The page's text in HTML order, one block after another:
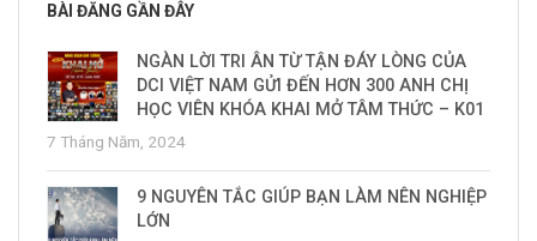
BÀI ĐĂNG GẦN ĐÂY
NGÀN LỜI TRI ÂN TỪ TẬN ĐÁY LÒNG CỦA
DCI VIỆT NAM GỬI ĐẾN HƠN 300 ANH CHỊ
HỌC VIÊN KHÓA KHAI MỞ TÂM THỨC – K01
7 Tháng Năm, 2024
9 NGUYÊN TẮC GIÚP BẠN LÀM NÊN NGHIỆP
LỚN